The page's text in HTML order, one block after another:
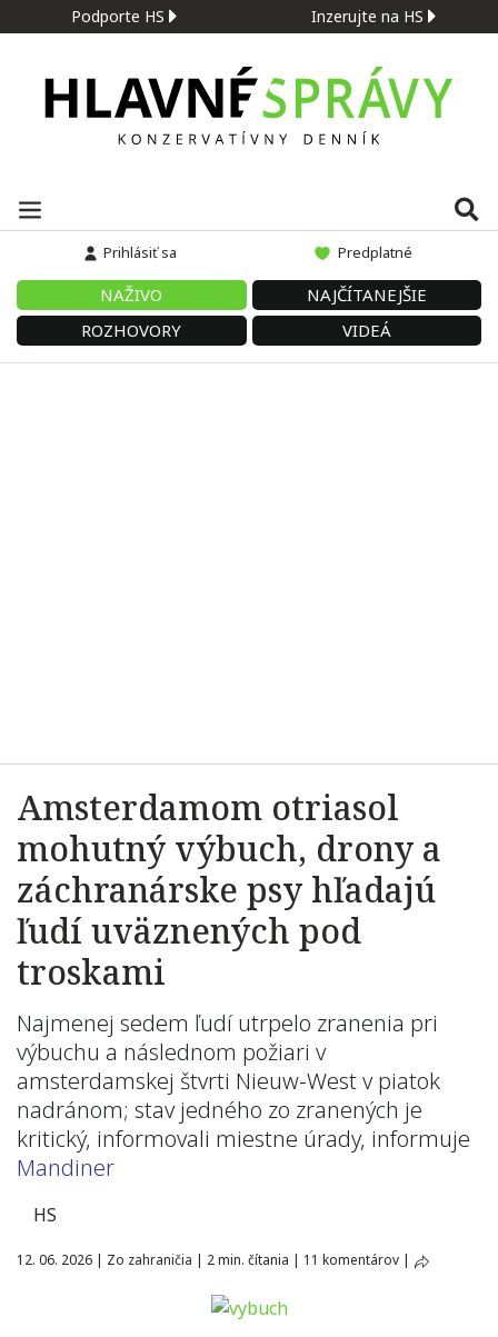
Podporte HS Inzerujte na HS
Prihlásiť sa Predplatné
NAŽIVO
NAJČÍTANEJŠIE
ROZHOVORY
VIDEÁ
Amsterdamom otriasol
mohutný výbuch, drony a
záchranárske psy hľadajú
ľudí uväznených pod
troskami
Najmenej sedem ľudí utrpelo zranenia pri
výbuchu a následnom požiari v
amsterdamskej štvrti Nieuw-West v piatok
nadránom; stav jedného zo zranených je
kritický, informovali miestne úrady, informuje
Mandiner
HS
12. 06. 2026 | Zo zahraničia | 2 min. čítania | 11 komentárov |